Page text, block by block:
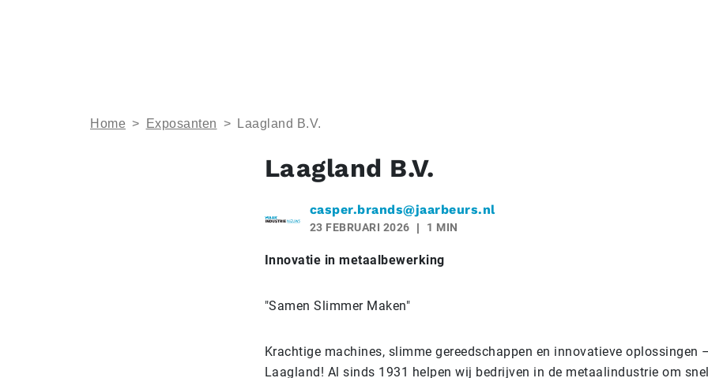
Home > Exposanten > Laagland B.V.
Laagland B.V.
casper.brands@jaarbeurs.nl
23 FEBRUARI 2026 1 MIN
Innovatie in metaalbewerking
"Samen Slimmer Maken"
Krachtige machines, slimme gereedschappen en innovatieve oplossingen
Laagland! Al sinds 1931 helpen wij bedrijven in de metaalindustrie om